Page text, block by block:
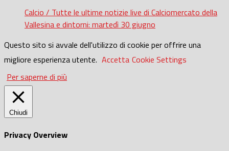
Calcio / Tutte le ultime notizie live di Calciomercato della
Vallesina e dintorni: martedì 30 giugno
Questo sito si avvale dell'utilizzo di cookie per offrire una
migliore esperienza utente. Accetta Cookie Settings
Per saperne di più
Chiudi
Privacy Overview